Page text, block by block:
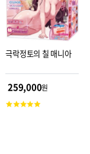
극락정토의 칠 매니아
259,000원
고